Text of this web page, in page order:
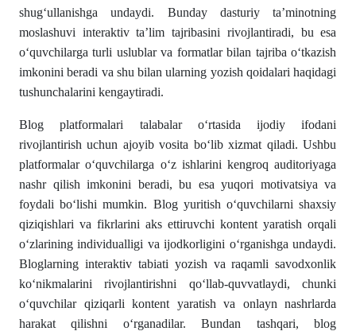
shugʻullanishga undaydi. Bunday dasturiy ta’minotning
moslashuvi interaktiv ta’lim tajribasini rivojlantiradi, bu esa
oʻquvchilarga turli uslublar va formatlar bilan tajriba oʻtkazish
imkonini beradi va shu bilan ularning yozish qoidalari haqidagi
tushunchalarini kengaytiradi.
Blog platformalari talabalar oʻrtasida ijodiy ifodani
rivojlantirish uchun ajoyib vosita boʻlib xizmat qiladi. Ushbu
platformalar oʻquvchilarga oʻz ishlarini kengroq auditoriyaga
nashr qilish imkonini beradi, bu esa yuqori motivatsiya va
foydali boʻlishi mumkin. Blog yuritish oʻquvchilarni shaxsiy
qiziqishlari va fikrlarini aks ettiruvchi kontent yaratish orqali
oʻzlarining individualligi va ijodkorligini oʻrganishga undaydi.
Bloglarning interaktiv tabiati yozish va raqamli savodxonlik
koʻnikmalarini rivojlantirishni qoʻllab-quvvatlaydi, chunki
oʻquvchilar qiziqarli kontent yaratish va onlayn nashrlarda
harakat qilishni oʻrganadilar. Bundan tashqari, blog